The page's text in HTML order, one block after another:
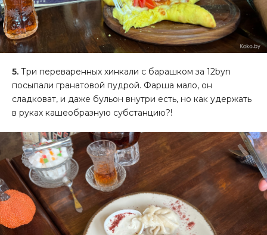
5. Три переваренных хинкали с барашком за 12byn
посыпали гранатовой пудрой. Фарша мало, он
сладковат, и даже бульон внутри есть, но как удержать
в руках кашеобразную субстанцию?!